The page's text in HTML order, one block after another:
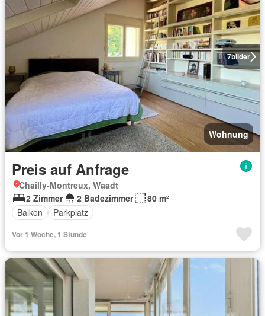
7bilder
Wohnung
Preis auf Anfrage
Chailly-Montreux, Waadt
2 Zimmer
2 Badezimmer
80 m²
Balkon
Parkplatz
Vor 1 Woche, 1 Stunde